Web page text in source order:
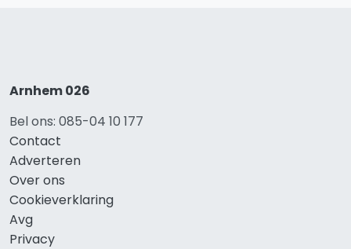
Arnhem 026
Bel ons: 085-04 10 177
Contact
Adverteren
Over ons
Cookieverklaring
Avg
Privacy